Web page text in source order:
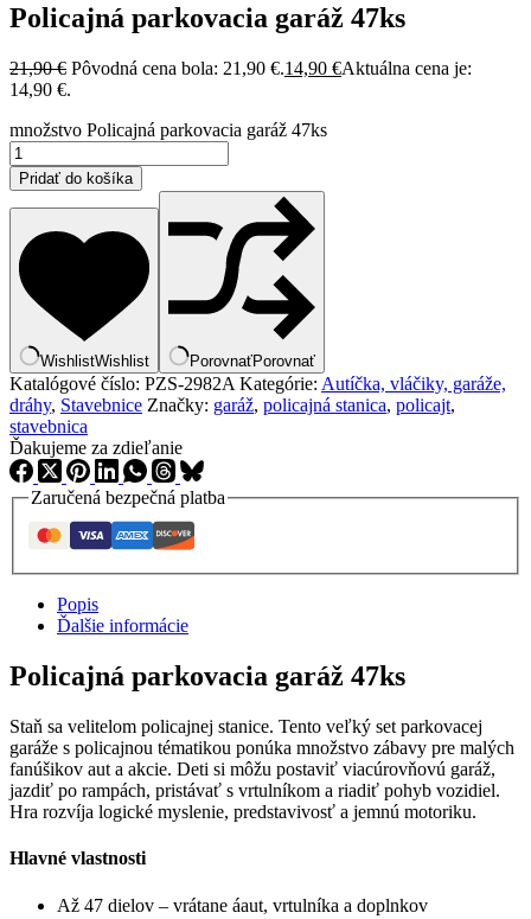
Policajná parkovacia garáž 47ks
21,90€ Pôvodná cena bola: 21,90 €.14,90 €Aktuálna cena je:
14,90 €.
množstvo Policajná parkovacia garáž 47ks
Pridať do košíka
WishlistWishlist PorovnaťPorovnať
Katalógové číslo: PZS-2982A Kategórie: Autíčka, vláčiky, garáže,
dráhy, Stavebnice Značky: garáž, policajná stanica, policajt,
stavebnica
Ďakujeme za zdieľanie
Zaručená bezpečná platba
Popis
Ďalšie informácie
Policajná parkovacia garáž 47ks
Staň sa velitelom policajnej stanice. Tento veľký set parkovacej
garáže s policajnou tématikou ponúka množstvo zábavy pre malých
fanúšikov aut a akcie. Deti si môžu postaviť viacúrovňovú garáž,
jazdiť po rampách, pristávať s vrtulníkom a riadiť pohyb vozidiel.
Hra rozvíja logické myslenie, predstavivosť a jemnú motoriku.
Hlavné vlastnosti
Až 47 dielov – vrátane áaut, vrtulníka a doplnkov